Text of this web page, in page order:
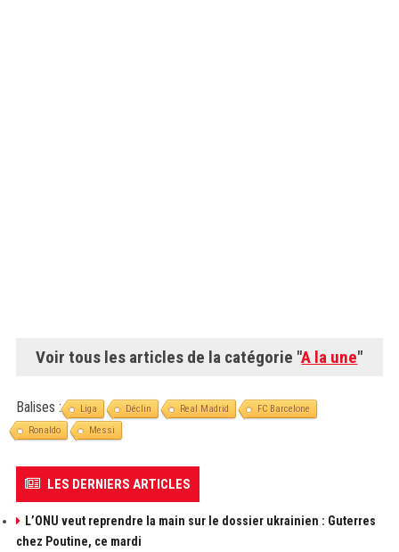
Voir tous les articles de la catégorie "A la une"
Balises : Liga Déclin Real Madrid
FC Barcelone
Ronaldo
Messi
LES DERNIERS ARTICLES
L’ONU veut reprendre la main sur le dossier ukrainien : Guterres
chez Poutine, ce mardi